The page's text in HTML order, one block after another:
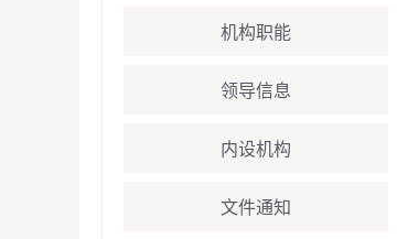
机构职能
领导信息
内设机构
文件通知